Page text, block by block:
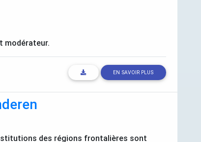
modérateur.
EN SAVOIR PLUS
des régions frontalières sont